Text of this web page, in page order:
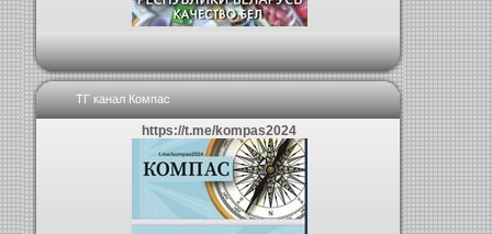
ТГ канал Компас
https://t.me/kompas2024